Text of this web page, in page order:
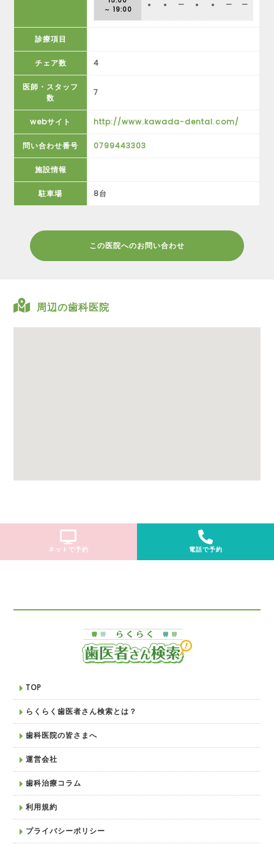
～ 19:00
● ● ー ● ● ー ー
診療項目
チェア数 4
医師・スタッフ
数
7
webサイト http://www.kawada-dental.com/
問い合わせ番号 0799443303
施設情報
駐車場 8台
この医院へのお問い合わせ
周辺の歯科医院
ネットで予約 電話で予約
TOP
らくらく歯医者さん検索とは？
歯科医院の皆さまへ
運営会社
歯科治療コラム
利用規約
プライバシーポリシー